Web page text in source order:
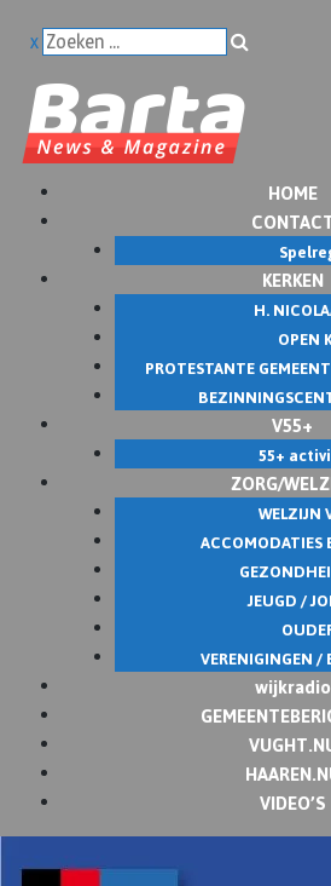
x
HOME
KERKEN
H.
OPEN
PROTESTANTE
V55+
55+
ZORG/
WELZIJN
ACCOMODATIES
JEUGD /
VERENIGINGEN /
wijkradio
VIDEO’S